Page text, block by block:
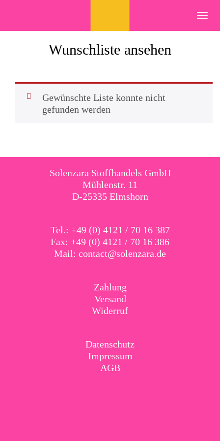
Wunschliste ansehen
Gewünschte Liste konnte nicht
gefunden werden
Solenzara Stoffhandels GmbH
Mühlenstr. 11
D-25335 Elmshorn
Tel.: +49 (0) 4121 / 70 16 387
Fax: +49 (0) 4121 / 70 16 386
Mail: contact@solenzara.de
Zahlung
Versand
Widerruf
Datenschutz
Impressum
AGB